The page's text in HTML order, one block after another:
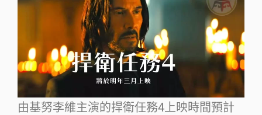
由基努李維主演的捍衛任務4上映時間預計